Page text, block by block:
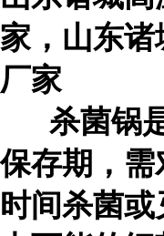
家，山东
厂家
杀菌锅是
保存期，
时间杀菌